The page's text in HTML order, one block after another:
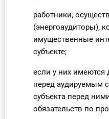
работники,
(энергоаудиторы),
имущественные
субъекте;
если у них имеются
перед аудируемым
субъекта перед
обязательств по